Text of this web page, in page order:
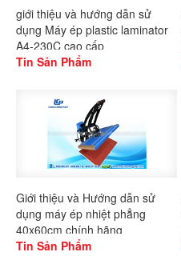
giới thiệu và hướng dẫn sử
dụng Máy ép plastic laminator
A4-230C cao cấp
Tin Sản Phẩm
Giới thiệu và Hướng dẫn sử
dụng máy ép nhiệt phẳng
40x60cm chính hãng
Gaoshang
Tin Sản Phẩm